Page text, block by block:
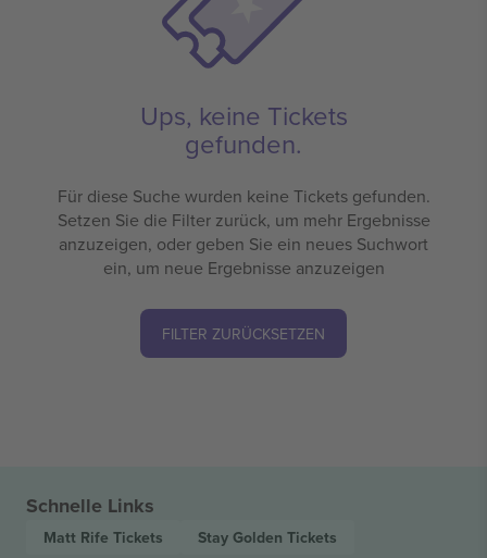
Ups, keine Tickets
gefunden.
Für diese Suche wurden keine Tickets gefunden.
Setzen Sie die Filter zurück, um mehr Ergebnisse
anzuzeigen, oder geben Sie ein neues Suchwort
ein, um neue Ergebnisse anzuzeigen
FILTER ZURÜCKSETZEN
Schnelle Links
Matt Rife Tickets Stay Golden Tickets